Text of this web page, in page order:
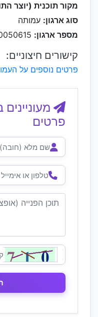
מקור תוכנית (יוצר
סוג ארגון: עמותה
מספר ארגון:
קישורים חיצוניים:
פרטים נוספים על
פרטים